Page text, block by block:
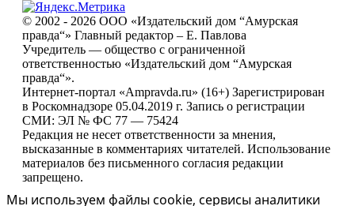
© 2002 - 2026 ООО «Издательский дом “Амурская
правда“» Главный редактор – Е. Павлова
Учредитель — общество с ограниченной
ответственностью «Издательский дом “Амурская
правда“».
Интернет-портал «Ampravda.ru» (16+) Зарегистрирован
в Роскомнадзоре 05.04.2019 г. Запись о регистрации
СМИ: ЭЛ № ФС 77 — 75424
Редакция не несет ответственности за мнения,
высказанные в комментариях читателей. Использование
материалов без письменного согласия редакции
запрещено.
Мы используем файлы cookie, сервисы аналитики